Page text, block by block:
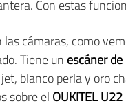
Con estas
las cámaras, como
Tiene un escáner
blanco perla y oro
sobre el OUKITEL U22